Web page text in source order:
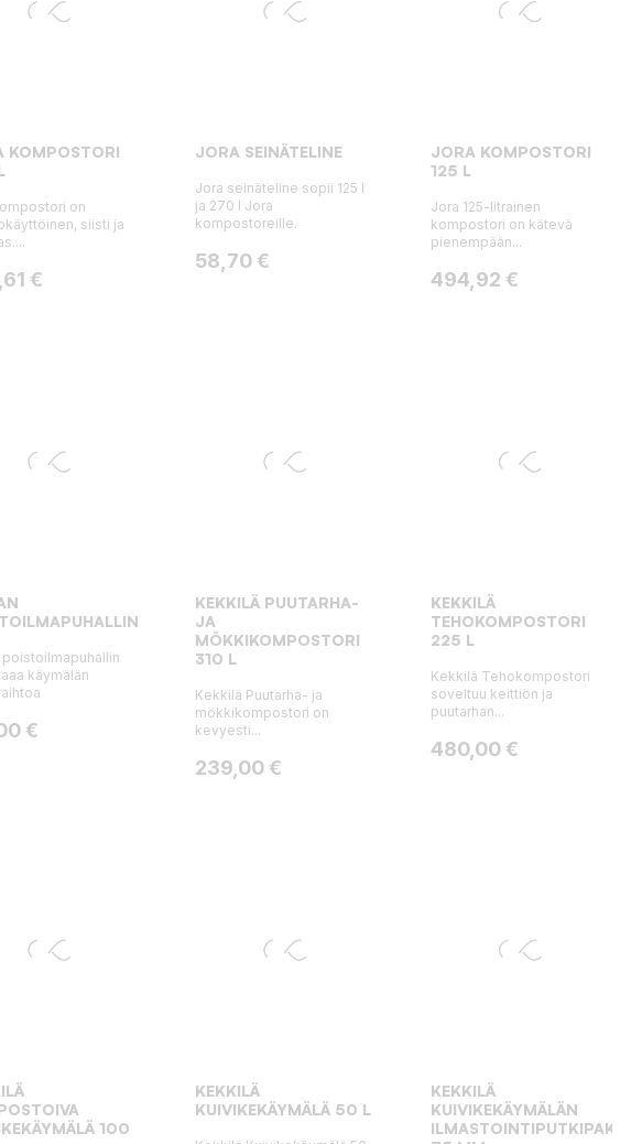
KOMPOSTORI
on
siisti ja
€
JORA SEINÄTELINE
Jora seinäteline sopii 125 l
ja 270 l Jora
kompostoreille.
Hinta
58,70 €
JORA KOMPOSTORI
125 L
Jora 125-litrainen
kompostori on kätevä
pienempään...
Hinta
494,92 €
poistoilmapuhallin
käymälän
€
KEKKILÄ PUUTARHA-
JA
MÖKKIKOMPOSTORI
310 L
Kekkilä Puutarha- ja
mökkikompostori on
kevyesti...
Hinta
239,00 €
KEKKILÄ
TEHOKOMPOSTORI
225 L
Kekkilä Tehokompostori
soveltuu keittiön ja
puutarhan...
Hinta
480,00 €
100
KEKKILÄ
KUIVIKEKÄYMÄLÄ 50 L
KEKKILÄ
KUIVIKEKÄYMÄLÄN
ILMASTOINTIPUTKIPAKETTI